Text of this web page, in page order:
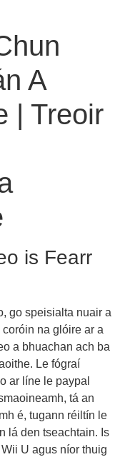
A
| Treoir
is Fearr
go speisialta nuair a
na glóire ar a
a bhuachan ach ba
Le fógraí
ar líne le paypal
tá an
é, tugann réiltín le
lá den tseachtain. Is
U agus níor thuig